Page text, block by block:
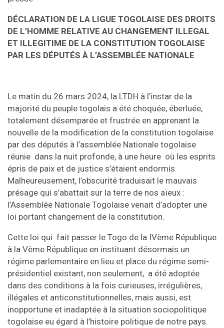
DÉCLARATION DE LA LIGUE TOGOLAISE DES DROITS
DE L’HOMME RELATIVE AU CHANGEMENT ILLEGAL
ET ILLEGITIME DE LA CONSTITUTION TOGOLAISE
PAR LES DÉPUTÉS À L’ASSEMBLÉE NATIONALE
Le matin du 26 mars 2024, la LTDH à l’instar de la
majorité du peuple togolais a été choquée, éberluée,
totalement désemparée et frustrée en apprenant la
nouvelle de la modification de la constitution togolaise
par des députés à l’assemblée Nationale togolaise
réunie dans la nuit profonde, à une heure où les esprits
épris de paix et de justice s’étaient endormis.
Malheureusement, l’obscurité traduisait le mauvais
présage qui s’abattait sur la terre de nos aïeux :
l’Assemblée Nationale Togolaise venait d’adopter une
loi portant changement de la constitution.
Cette loi qui fait passer le Togo de la IVème République
à la Vème République en instituant désormais un
régime parlementaire en lieu et place du régime semi-
présidentiel existant, non seulement, a été adoptée
dans des conditions à la fois curieuses, irrégulières,
illégales et anticonstitutionnelles, mais aussi, est
inopportune et inadaptée à la situation sociopolitique
togolaise eu égard à l’histoire politique de notre pays.